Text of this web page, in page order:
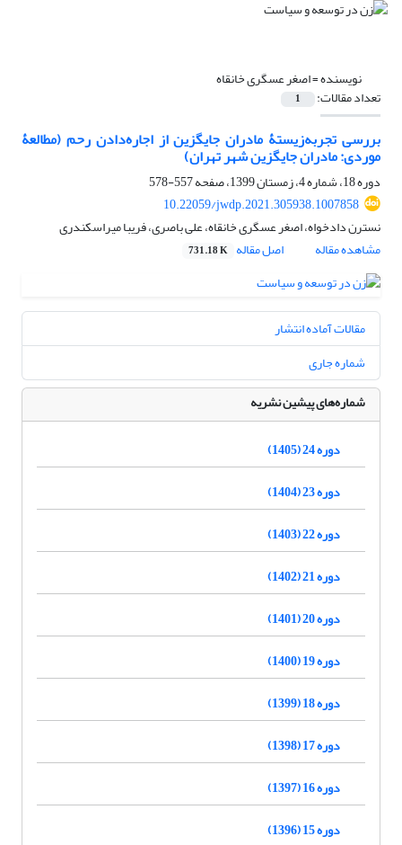
نویسنده =اصغر عسگری خانقاه
تعداد مقالات: 1
بررسی تجربه‌زیستۀ مادران جایگزین از اجاره‌دادن رحم (مطالعۀ
موردی: مادران جایگزین شهر تهران)
دوره 18، شماره 4، زمستان 1399، صفحه
557-578
10.22059/jwdp.2021.305938.1007858
نسترن دادخواه، اصغر عسگری خانقاه، علی باصری، فریبا میراسکندری
مشاهده مقاله
اصل مقاله 731.18 K
مقالات آماده انتشار
شماره جاری
شماره‌های پیشین نشریه
دوره 24 (1405)
دوره 23 (1404)
دوره 22 (1403)
دوره 21 (1402)
دوره 20 (1401)
دوره 19 (1400)
دوره 18 (1399)
دوره 17 (1398)
دوره 16 (1397)
دوره 15 (1396)